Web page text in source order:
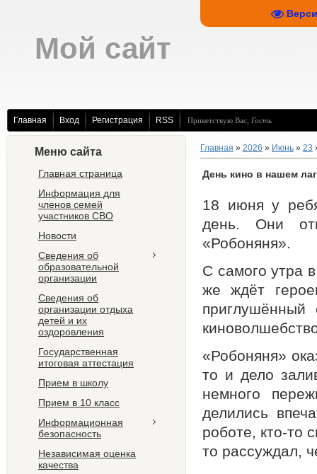
Мой сайт
Главная Вход Регистрация RSS Приветствую Вас Гость
Меню сайта
Главная страница
Информация для
членов семей
участников СВО
Новости
Сведения об
образовательной
организации
Сведения об
организации отдыха
детей и их
оздоровления
Государственная
итоговая аттестация
Прием в школу
Прием в 10 класс
Информационная
безопасность
Независимая оценка
качества
Главная » 2026 » Июнь » 23
День кино в нашем
18 июня у
день. Они
«Робоняня».
С самого утра
же ждёт
приглушённый
«Робоняня»
то и дело
немного
делились
роботе, кто-то
то рассуждал,